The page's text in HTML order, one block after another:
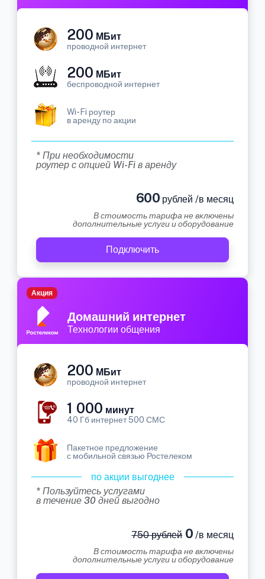
200 МБит
проводной интернет
200 МБит
беспроводной интернет
Wi-Fi роутер
в аренду по акции
* При необходимости
роутер с опцией Wi-Fi в аренду
600 рублей /в месяц
В стоимость тарифа не включены
дополнительные услуги и оборудование
Подключить
Домашний интернет
Технологии общения
Акция
200 МБит
проводной интернет
1 000 минут
40 Гб интернет 500 СМС
Пакетное предложение
с мобильной связью Ростелеком
по акции выгоднее
* Пользуйтесь услугами
в течение 30 дней выгодно
750 рублей0 /в месяц
В стоимость тарифа не включены
дополнительные услуги и оборудование